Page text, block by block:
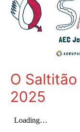
O Saltitão
2025